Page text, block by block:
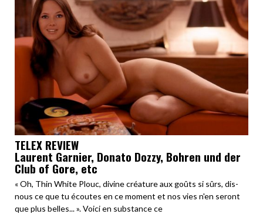
TELEX REVIEW
Laurent Garnier, Donato Dozzy, Bohren und der
Club of Gore, etc
« Oh, Thin White Plouc, divine créature aux goûts si sûrs, dis-
nous ce que tu écoutes en ce moment et nos vies n'en seront
que plus belles... ». Voici en substance ce